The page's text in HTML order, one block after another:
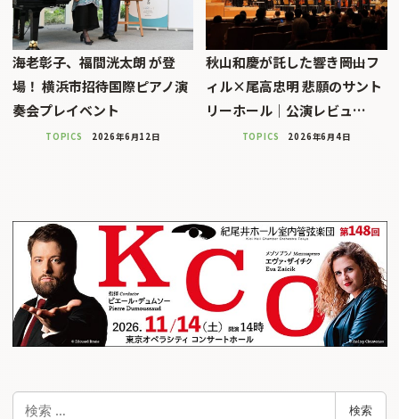
海老彰子、福間洸太朗 が登
場！ 横浜市招待国際ピアノ演
奏会プレイベント
TOPICS 2026年6月12日
秋山和慶が託した響き――岡山フ
ィル×尾高忠明 悲願のサント
リーホール｜公演レビュ…
TOPICS 2026年6月4日
検
検索